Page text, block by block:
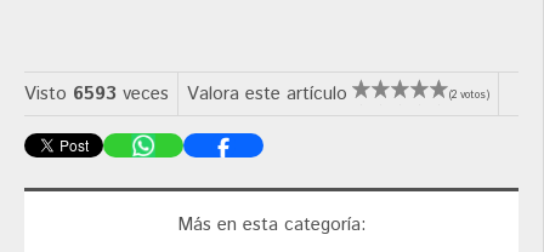
Visto 6593 veces Valora este artículo (2 votos)
Más en esta categoría: